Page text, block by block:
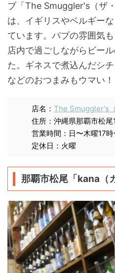
ブ「The Smuggler's（ザ
は、イギリスやベルギー
ています。パブの雰囲気
店内で過ごしながらビー
た。ギネスで煮込んだシ
などのおつまみもウマい！
店名： The Smuggler's
住所：沖縄県那覇市松尾
営業時間：日〜木曜17
定休日：火曜
那覇市松尾「kana（